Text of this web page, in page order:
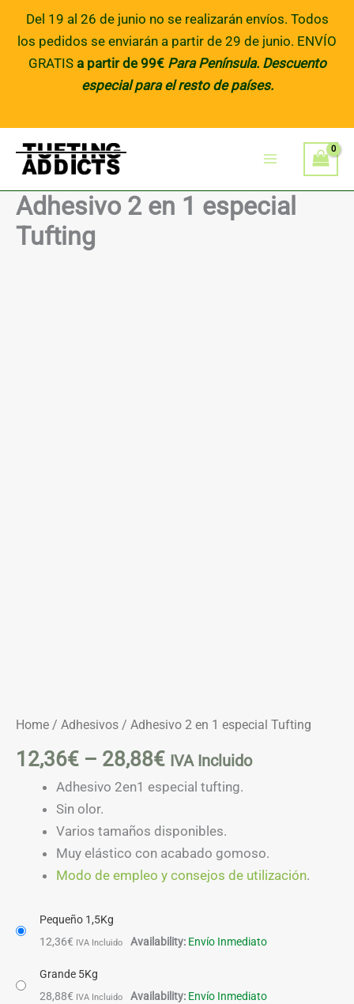
Del 19 al 26 de junio no se realizarán envíos. Todos
los pedidos se enviarán a partir de 29 de junio. ENVÍO
GRATIS a partir de 99€ Para Península. Descuento
especial para el resto de países.
content
Adhesivo 2 en 1 especial
Tufting
Home / Adhesivos / Adhesivo 2 en 1 especial Tufting
12,36€ – 28,88€ IVA Incluido
Adhesivo 2en1 especial tufting.
Sin olor.
Varios tamaños disponibles.
Muy elástico con acabado gomoso.
Modo de empleo y consejos de utilización.
Pequeño 1,5Kg
12,36€ IVA Incluido Availability: Envío Inmediato
Grande 5Kg
28,88€ IVA Incluido Availability: Envío Inmediato